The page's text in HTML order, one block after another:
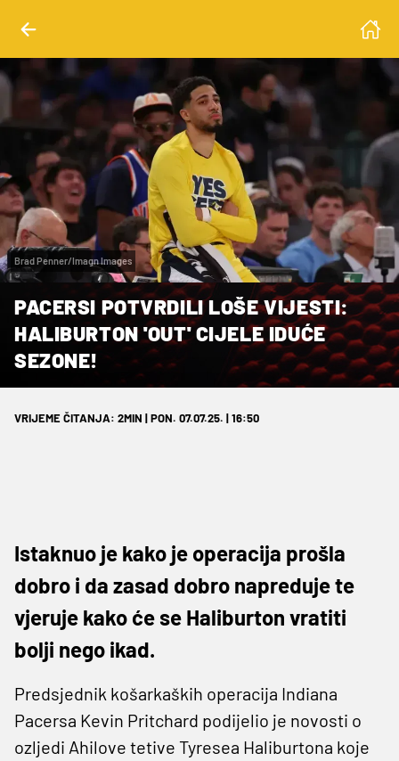
Brad Penner/Imagn Images
PACERSI POTVRDILI LOŠE VIJESTI:
HALIBURTON 'OUT' CIJELE IDUĆE
SEZONE!
VRIJEME ČITANJA: 2MIN | PON. 07.07.25. | 16:50
Istaknuo je kako je operacija prošla
dobro i da zasad dobro napreduje te
vjeruje kako će se Haliburton vratiti
bolji nego ikad.
Predsjednik košarkaških operacija Indiana
Pacersa Kevin Pritchard podijelio je novosti o
ozljedi Ahilove tetive Tyresea Haliburtona koje